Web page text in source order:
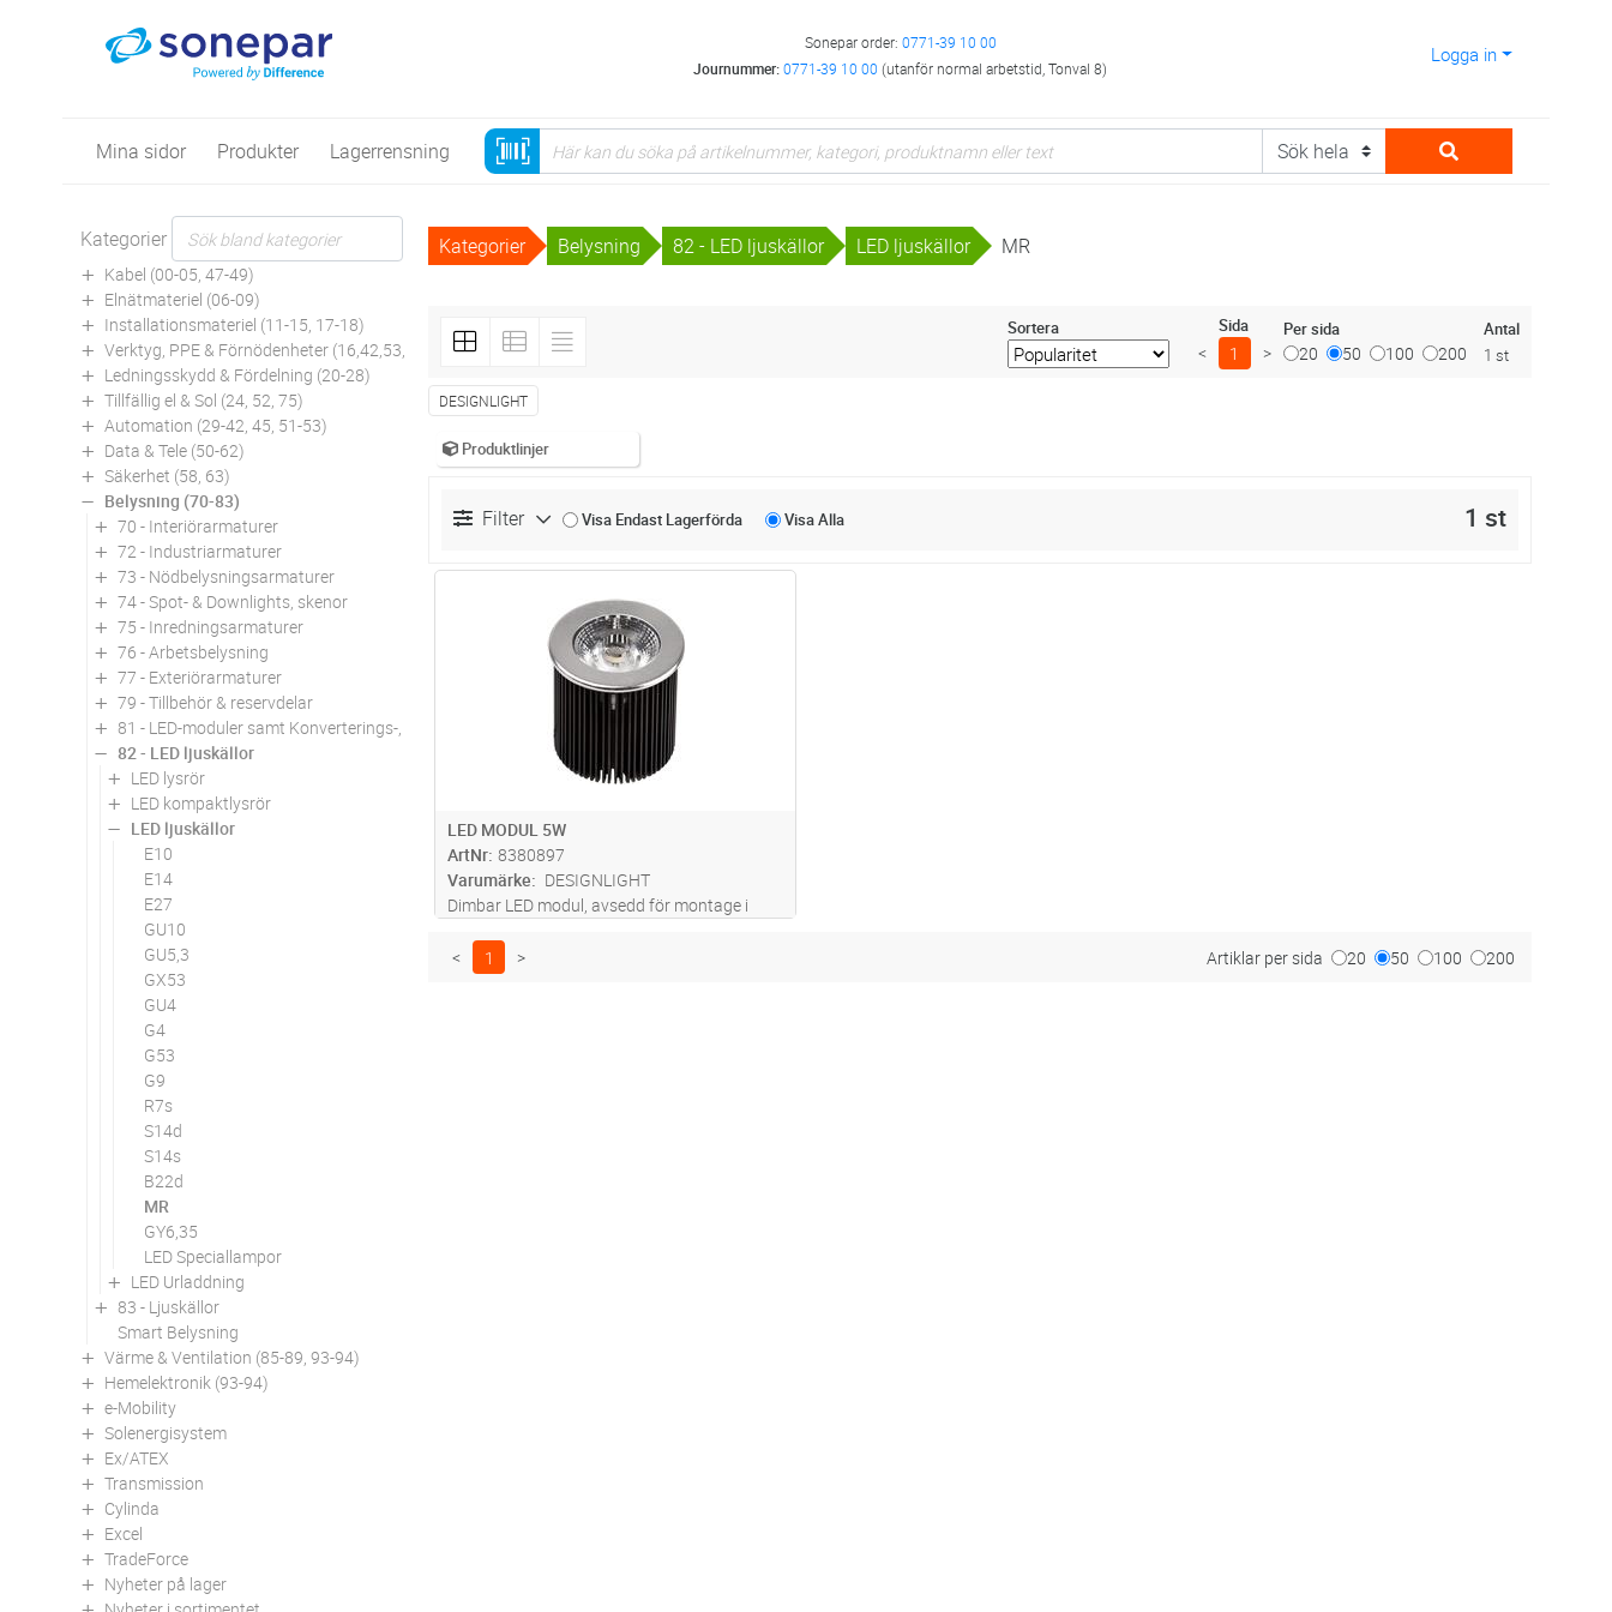
Sonepar order: 0771-39 10 00
Journummer:0771-39 10 00 (utanför normal arbetstid, Tonval 8)
Logga in
Mina sidor Produkter Lagerrensning
Kategorier
Kabel (00-05, 47-49)
Elnätmateriel (06-09)
Installationsmateriel (11-15, 17-18)
Verktyg, PPE & Förnödenheter (16,42,53,94)
Ledningsskydd & Fördelning (20-28)
Tillfällig el & Sol (24, 52, 75)
Automation (29-42, 45, 51-53)
Data & Tele (50-62)
Säkerhet (58, 63)
Belysning (70-83)
70 - Interiörarmaturer
72 - Industriarmaturer
73 - Nödbelysningsarmaturer
74 - Spot- & Downlights, skenor
75 - Inredningsarmaturer
76 - Arbetsbelysning
77 - Exteriörarmaturer
79 - Tillbehör & reservdelar
81 - LED-moduler samt Konverterings-, utbytes- och ombyggnadssatser
82 - LED ljuskällor
LED lysrör
LED kompaktlysrör
LED ljuskällor
E10
E14
E27
GU10
GU5,3
GX53
GU4
G4
G53
G9
R7s
S14d
S14s
B22d
MR
GY6,35
LED Speciallampor
LED Urladdning
83 - Ljuskällor
Smart Belysning
Värme & Ventilation (85-89, 93-94)
Hemelektronik (93-94)
e-Mobility
Solenergisystem
Ex/ATEX
Transmission
Cylinda
Excel
TradeForce
Nyheter på lager
Kategorier Belysning 82 - LED ljuskällor LED ljuskällor MR
Sortera Sida
< 1 >
Per sida
20 50 100 200
Antal
1 st
DESIGNLIGHT
Produktlinjer
Filter Visa Endast Lagerförda VisaAlla 1 st
Lägg i kundvagn
LED MODUL 5W
ArtNr 8380897
Varumärke
DESIGNLIGHT
Dimbar LED modul, avsedd för montage i
<
1 > Artiklar per sida 20 50 100 200